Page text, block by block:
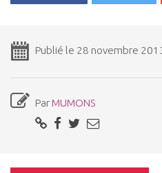
Publié le 28 novembre
Par MUMONS